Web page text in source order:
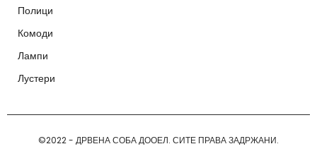
Полици
Комоди
Лампи
Лустери
©2022 - ДРВЕНА СОБА ДООЕЛ. СИТЕ ПРАВА ЗАДРЖАНИ.